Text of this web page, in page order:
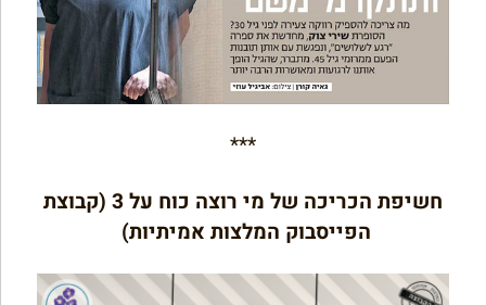
***
חשיפת הכריכה של מי רוצה כוח על 3 (קבוצת
הפייסבוק המלצות אמיתיות)